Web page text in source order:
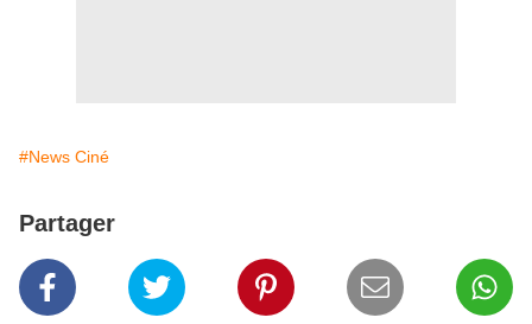
#News Ciné
Partager